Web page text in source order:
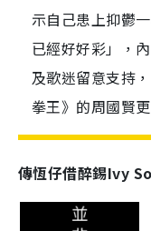
示自己患上抑鬱
已經好好彩」，
及歌迷留意支持
拳王》的周國賢
傳恆仔借醉錫Ivy